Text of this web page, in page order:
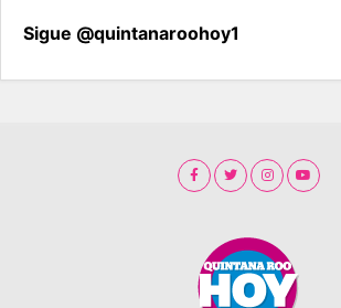
Sigue @quintanaroohoy1